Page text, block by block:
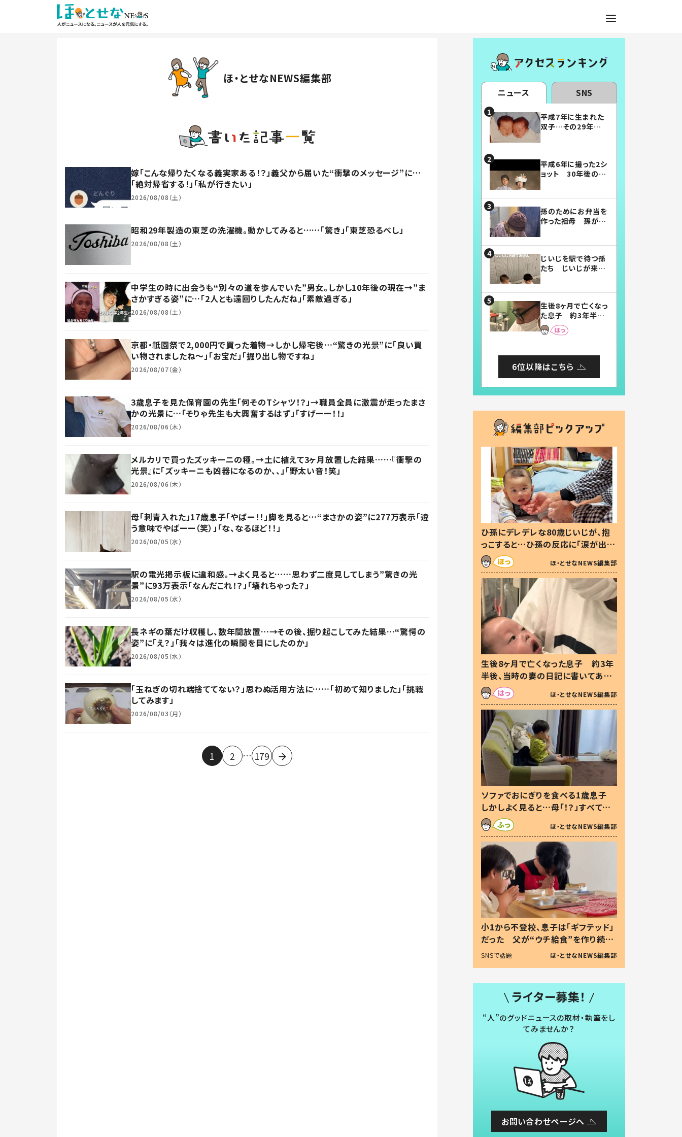
ほ・とせなNEWS編集部
嫁「こんな帰りたくなる義実家ある！？」義父から届いた“衝撃のメッセージ”に…
「絶対帰省する！」「私が行きたい」
2026/08/08（土）
昭和29年製造の東芝の洗濯機。動かしてみると……「驚き」「東芝恐るべし」
2026/08/08（土）
中学生の時に出会うも“別々の道を歩んでいた”男女。しかし10年後の現在→”ま
さかすぎる姿”に…「2人とも遠回りしたんだね」「素敵過ぎる」
2026/08/08（土）
京都・祇園祭で2,000円で買った着物→しかし帰宅後…“驚きの光景”に「良い買
い物されましたね～」「お宝だ」「掘り出し物ですね」
2026/08/07（金）
3歳息子を見た保育園の先生「何そのTシャツ！？」→職員全員に激震が走ったまさ
かの光景に…「そりゃ先生も大興奮するはず」「すげーー！！」
2026/08/06（木）
メルカリで買ったズッキーニの種。→土に植えて3ヶ月放置した結果……『衝撃の
光景』に「ズッキーニも凶器になるのか、、」「野太い音！笑」
2026/08/06（木）
母「刺青入れた」17歳息子「やばー！！」脚を見ると…“まさかの姿”に277万表示「違
う意味でやばーー（笑）」「な、なるほど！！」
2026/08/05（水）
駅の電光掲示板に違和感。→よく見ると……思わず二度見してしまう”驚きの光
景”に93万表示「なんだこれ！？」「壊れちゃった？」
2026/08/05（水）
長ネギの葉だけ収穫し、数年間放置…→その後、掘り起こしてみた結果…“驚愕の
姿”に「え？」「我々は進化の瞬間を目にしたのか」
2026/08/05（水）
「玉ねぎの切れ端捨ててない？」思わぬ活用方法に……「初めて知りました」「挑戦
してみます」
2026/08/03（月）
1 2 … 179
ニュース SNS
平成7年に生まれた
双子…その29年後
平成6年に撮った2シ
ョット 30年後の姿
孫のためにお弁当を
作った祖母 孫が絶
じいじを駅で待つ孫
たち じいじが来た
まらない」「幸せにな
れる」
生後8ヶ月で亡くなっ
た息子 約3年半
後、当時の妻の日記
に書いてあった本音
6位以降はこちら
ひ孫にデレデレな80歳じいじが、抱
っこすると…ひ孫の反応に「涙が出ま
した」「可愛くて仕方ない」
ほ・とせなNEWS編集部
生後8ヶ月で亡くなった息子 約3年
半後、当時の妻の日記に書いてあっ
た本音とは
ほ・とせなNEWS編集部
ソファでおにぎりを食べる1歳息子
しかしよく見ると…母「！？」すべてを
察した母の投稿に「可愛いから許
す！」「現行犯〜」
ほ・とせなNEWS編集部
小1から不登校、息子は「ギフテッド」
だった 父が“ウチ給食”を作り続け
る理由とは #令和の親 #令和の子
SNSで話題 ほ・とせなNEWS編集部
ライター募集！
“人”のグッドニュースの取材・執筆をし
てみませんか？
お問い合わせページへ